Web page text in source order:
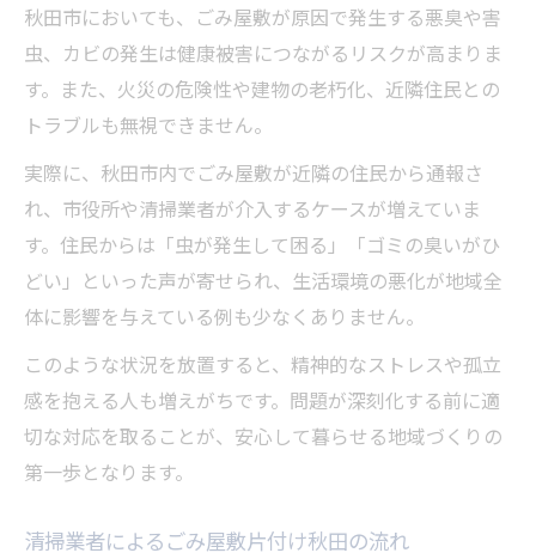
秋田市においても、ごみ屋敷が原因で発生する悪臭や害
虫、カビの発生は健康被害につながるリスクが高まりま
す。また、火災の危険性や建物の老朽化、近隣住民との
トラブルも無視できません。
実際に、秋田市内でごみ屋敷が近隣の住民から通報さ
れ、市役所や清掃業者が介入するケースが増えていま
す。住民からは「虫が発生して困る」「ゴミの臭いがひ
どい」といった声が寄せられ、生活環境の悪化が地域全
体に影響を与えている例も少なくありません。
このような状況を放置すると、精神的なストレスや孤立
感を抱える人も増えがちです。問題が深刻化する前に適
切な対応を取ることが、安心して暮らせる地域づくりの
第一歩となります。
清掃業者によるごみ屋敷片付け秋田の流れ